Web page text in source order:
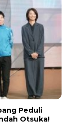
Peduli
Otsuka!